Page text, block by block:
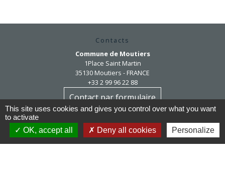
Contacts
Commune de Moutiers
1Place Saint Martin
35130 Moutiers - FRANCE
+33 2 99 96 22 88
Contact par formulaire
Horaires d'ouverture
Mardi au vendredi : 9h / 12h30
Après-midi et samedi matin sur rendez-vous
This site uses cookies and gives you control over what you want
to activate
OK, accept all
Deny all cookies Personalize